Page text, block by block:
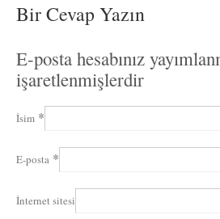
Bir Cevap Yazın
E-posta hesabınız
işaretlenmişlerdir
İsim *
E-posta *
İnternet sitesi